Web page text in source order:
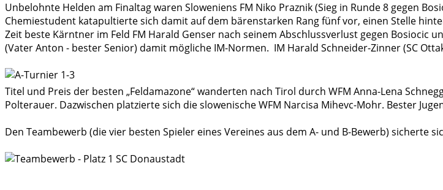
Unbelohnte Helden am Finaltag waren Sloweniens FM Niko Praznik (Sieg in Runde 8 gegen
Chemiestudent katapultierte sich damit auf dem bärenstarken Rang fünf vor, einen Stelle
Zeit beste Kärntner im Feld FM Harald Genser nach seinem Abschlussverlust gegen Bosiocic
(Vater Anton - bester Senior) damit mögliche IM-Normen. IM Harald Schneider-Zinner (SC
Titel und Preis der besten „Feldamazone“ wanderten nach Tirol durch WFM Anna-Lena
Polterauer. Dazwischen platzierte sich die slowenische WFM Narcisa Mihevc-Mohr. Bester
Den Teambewerb (die vier besten Spieler eines Vereines aus dem A- und B-Bewerb) sicherte